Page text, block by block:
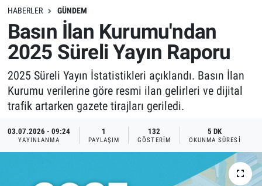
HABERLER GÜNDEM
Basın İlan Kurumu'ndan
2025 Süreli Yayın Raporu
2025 Süreli Yayın İstatistikleri açıklandı. Basın İlan
Kurumu verilerine göre resmi ilan gelirleri ve dijital
trafik artarken gazete tirajları geriledi.
03.07.2026 - 09:24
YAYINLANMA
1
PAYLAŞIM
132
GÖSTERIM
5 DK
OKUNMA SÜRESI